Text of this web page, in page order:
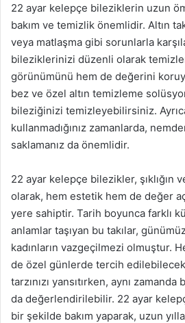
22 ayar kelepçe bileziklerin uzun
bakım ve temizlik önemlidir. Altın
veya matlaşma gibi sorunlarla
bileziklerinizi düzenli olarak
görünümünü hem de değerini
bez ve özel altın temizleme
bileziğinizi temizleyebilirsiniz.
kullanmadığınız zamanlarda,
saklamanız da önemlidir.
22 ayar kelepçe bilezikler, şıklığın
olarak, hem estetik hem de değer
yere sahiptir. Tarih boyunca farklı
anlamlar taşıyan bu takılar,
kadınların vazgeçilmezi olmuştur.
de özel günlerde tercih
tarzınızı yansıtırken, aynı zamanda
da değerlendirilebilir. 22 ayar
bir şekilde bakım yaparak, uzun